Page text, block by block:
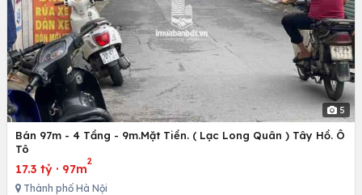
5
Bán 97m - 4 Tầng - 9m.Mặt Tiền. ( Lạc Long Quân ) Tây Hồ. Ô
Tô
17.3 tỷ · 97m
2
Thành phố Hà Nội